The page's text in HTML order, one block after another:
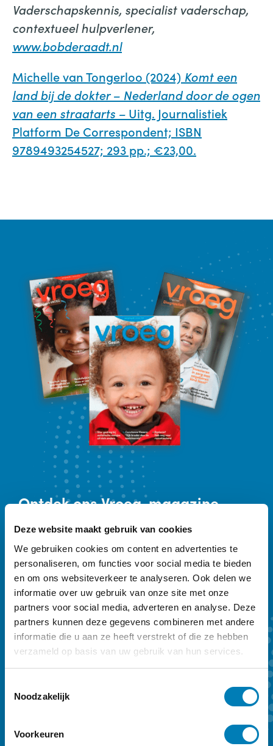
Deze website maakt gebruik van cookies
We gebruiken cookies om content en advertenties te
personaliseren, om functies voor social media te bieden
en om ons websiteverkeer te analyseren. Ook delen we
informatie over uw gebruik van onze site met onze
partners voor social media, adverteren en analyse. Deze
partners kunnen deze gegevens combineren met andere
informatie die u aan ze heeft verstrekt of die ze hebben
verzameld op basis van uw gebruik van hun services.
Noodzakelijk
Voorkeuren
Vaderschapskennis, specialist vaderschap,
contextueel hulpverlener,
www.bobderaadt.nl
Michelle van Tongerloo (2024) Komt een
land bij de dokter – Nederland door de ogen
van een straatarts – Uitg. Journalistiek
Platform De Correspondent; ISBN
9789493254527; 293 pp.; €23,00.
Ontdekons Vroeg-magazine
Vakblad Vroeg is er voor professionals die
werken in de geboortezorg en met
kinderen tot zeven jaar en hun ouders.
Sleutelwoorden zijn preventie,
vroegtijdige onderkenning en vroeghulp.
Ons kwartaalmagazine biedt achtergrond
en verdieping. Een abonnement kost €
59,- per jaar.
Kennismaken